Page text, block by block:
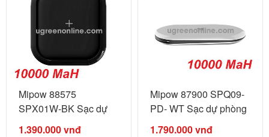
Mipow 88575
SPX01W-BK Sạc dự
phòng không ...
1.390.000vnđ
Mipow 87900 SPQ09-
PD- WT Sạc dự phòng
power ...
1.790.000vnđ